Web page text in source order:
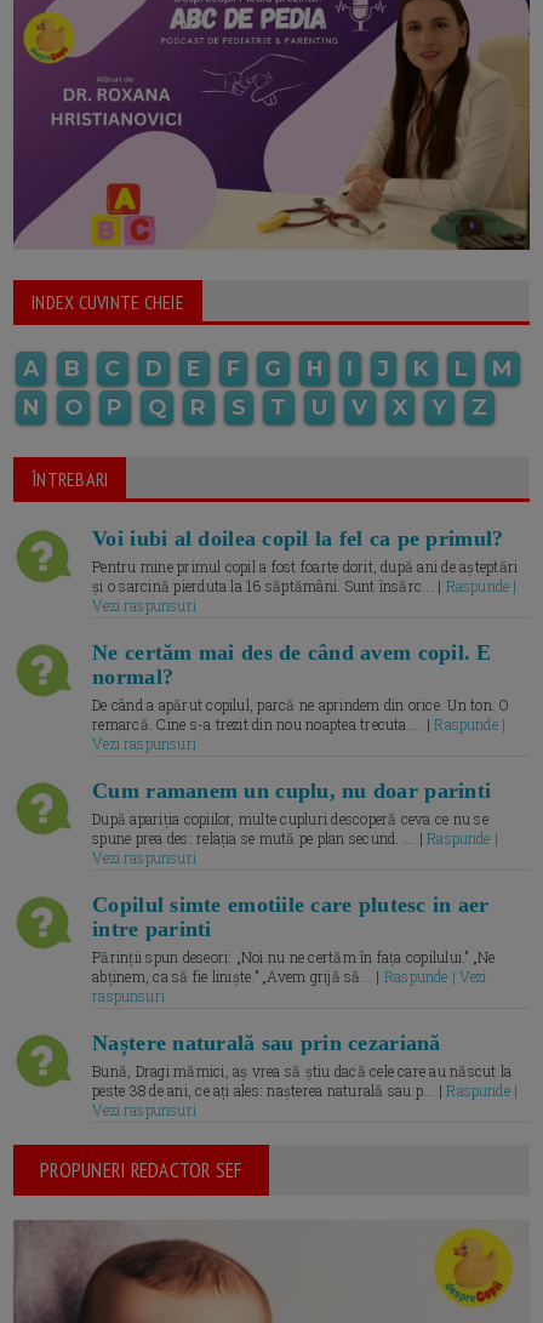
INDEX CUVINTE CHEIE
A B C D E F G H I J K L
M
N
O P Q R S T U V X Y Z
ÎNTREBARI
Voi iubi al doilea copil la fel ca pe primul?
Pentru mine primul copil a fost foarte dorit, după ani de așteptări
și o sarcină pierduta la 16 săptămâni. Sunt însărc... | Raspunde |
Vezi raspunsuri
Ne certăm mai des de când avem copil. E
normal?
De când a apărut copilul, parcă ne aprindem din orice. Un ton. O
remarcă. Cine s-a trezit din nou noaptea trecuta.... |Raspunde |
Vezi raspunsuri
Cum ramanem un cuplu, nu doar parinti
După apariția copiilor, multe cupluri descoperă ceva ce nu se
spune prea des: relația se mută pe plan secund. ... |Raspunde |
Vezi raspunsuri
Copilul simte emotiile care plutesc in aer
intre parinti
Părinții spun deseori: „Noi nu ne certăm în fața copilului.” „Ne
abținem, ca să fie liniște.” „Avem grijă să... | Raspunde | Vezi
raspunsuri
Naștere naturală sau prin cezariană
Bună, Dragi mămici, aș vrea să știu dacă cele care au născut la
peste 38 de ani, ce ați ales: nașterea naturală sau p... |Raspunde |
Vezi raspunsuri
PROPUNERI REDACTOR SEF